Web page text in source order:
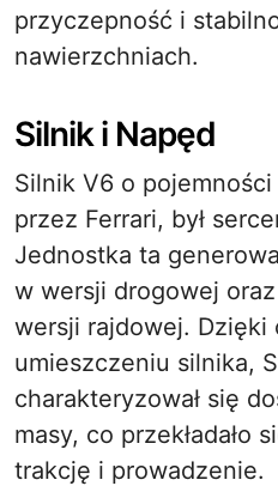
przyczepność i
nawierzchniach.
Silnik i Napęd
Silnik V6 o
przez Ferrari, był
Jednostka ta
w wersji drogowej
wersji rajdowej. Dzięki
umieszczeniu silnika,
charakteryzował się
masy, co przekładało
trakcję i prowadzenie.